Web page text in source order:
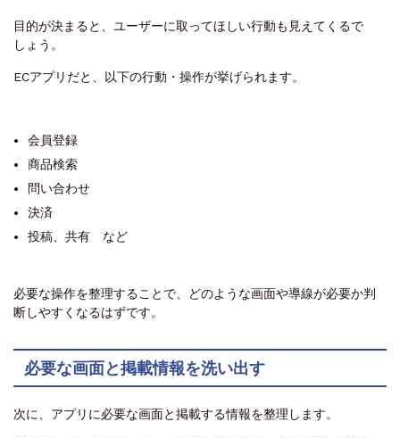
目的が決まると、ユーザーに取ってほしい行動も見えてくるで
しょう。
ECアプリだと、以下の行動・操作が挙げられます。
会員登録
商品検索
問い合わせ
決済
投稿、共有 など
必要な操作を整理することで、どのような画面や導線が必要か判
断しやすくなるはずです。
必要な画面と掲載情報を洗い出す
次に、アプリに必要な画面と掲載する情報を整理します。